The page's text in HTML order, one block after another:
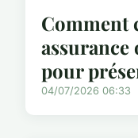
Comment
assurance
pour
04/07/2026 06:33